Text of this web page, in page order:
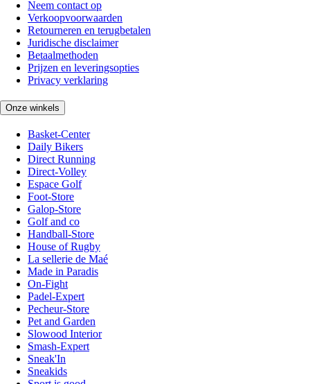
Neem contact op
Verkoopvoorwaarden
Retourneren en terugbetalen
Juridische disclaimer
Betaalmethoden
Prijzen en leveringsopties
Privacy verklaring
Onze winkels
Basket-Center
Daily Bikers
Direct Running
Direct-Volley
Espace Golf
Foot-Store
Galop-Store
Golf and co
Handball-Store
House of Rugby
La sellerie de Maé
Made in Paradis
On-Fight
Padel-Expert
Pecheur-Store
Pet and Garden
Slowood Interior
Smash-Expert
Sneak'In
Sneakids